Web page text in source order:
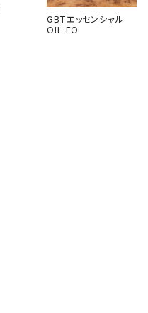
GBTエッセンシャル
OIL EO